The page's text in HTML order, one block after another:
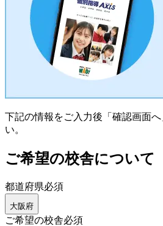
下記の情報をご入力後「確認画面
い。
ご希望の校舎について
都道府県必須
大阪府
ご希望の校舎必須